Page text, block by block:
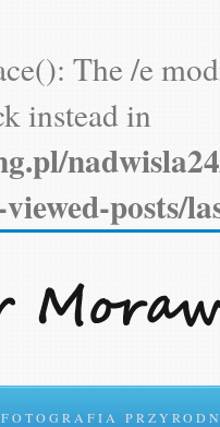
The /e
instead in
posts/
FOTOGRAFIA